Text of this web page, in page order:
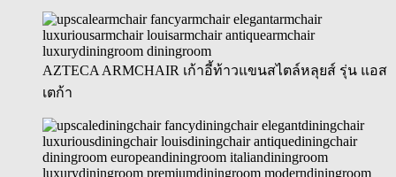
AZTECA ARMCHAIR เก้าอี้ท้าวแขนสไตล์หลุยส์ รุ่น แอส
เตก้า